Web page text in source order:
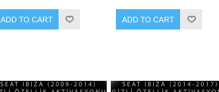
ADD TO CART ADD TO CART